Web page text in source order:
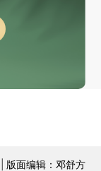
版面编辑：邓舒方